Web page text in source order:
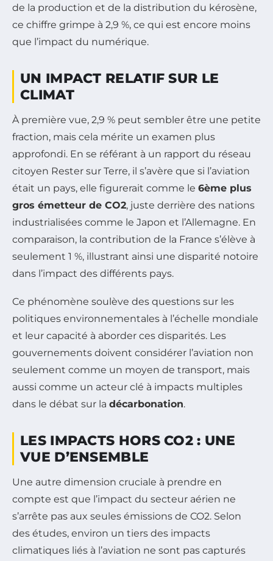
de la production et de la distribution du kérosène,
ce chiffre grimpe à 2,9 %, ce qui est encore moins
que l’impact du numérique.
UN IMPACT RELATIF SUR LE
CLIMAT
À première vue, 2,9 % peut sembler être une petite
fraction, mais cela mérite un examen plus
approfondi. En se référant à un rapport du réseau
citoyen Rester sur Terre, il s’avère que si l’aviation
était un pays, elle figurerait comme le 6ème plus
gros émetteur de CO2, juste derrière des nations
industrialisées comme le Japon et l’Allemagne. En
comparaison, la contribution de la France s’élève à
seulement 1 %, illustrant ainsi une disparité notoire
dans l’impact des différents pays.
Ce phénomène soulève des questions sur les
politiques environnementales à l’échelle mondiale
et leur capacité à aborder ces disparités. Les
gouvernements doivent considérer l’aviation non
seulement comme un moyen de transport, mais
aussi comme un acteur clé à impacts multiples
dans le débat sur la décarbonation.
LES IMPACTS HORS CO2 : UNE
VUE D’ENSEMBLE
Une autre dimension cruciale à prendre en
compte est que l’impact du secteur aérien ne
s’arrête pas aux seules émissions de CO2. Selon
des études, environ un tiers des impacts
climatiques liés à l’aviation ne sont pas capturés